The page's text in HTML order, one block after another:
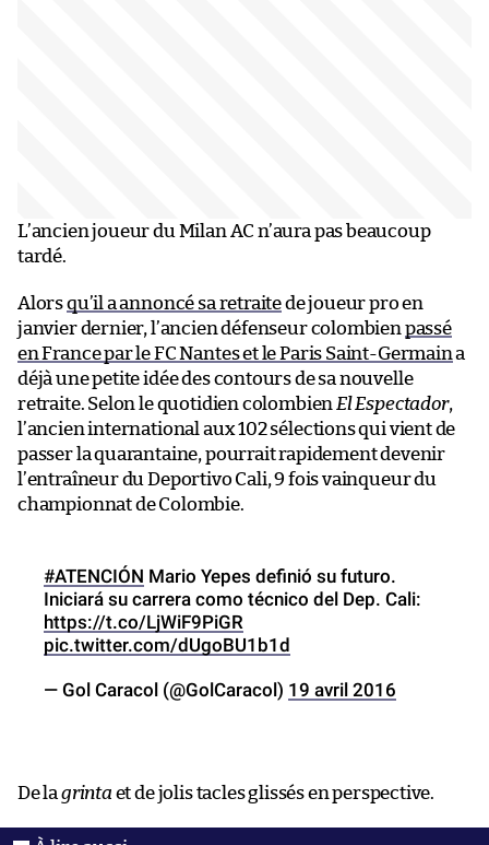
L’ancien joueur du Milan AC n’aura pas beaucoup
tardé.
Alorsqu’il a annoncé sa retraitede joueur pro en
janvier dernier, l’ancien défenseur colombien passé
en France par le FC Nantes et le Paris Saint-Germaina
déjà une petite idée des contours de sa nouvelle
retraite. Selon le quotidien colombien El Espectador,
l’ancien international aux 102 sélections qui vient de
passer la quarantaine, pourrait rapidement devenir
l’entraîneur du Deportivo Cali, 9 fois vainqueur du
championnat de Colombie.
#ATENCIÓN Mario Yepes definió su futuro.
Iniciará su carrera como técnico del Dep. Cali:
https://t.co/LjWiF9PiGR
pic.twitter.com/dUgoBU1b1d
— Gol Caracol (@GolCaracol) 19 avril 2016
De la grinta et de jolis tacles glissés en perspective.